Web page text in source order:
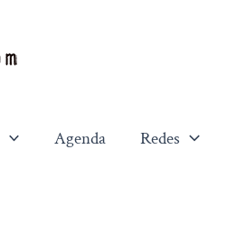
Agenda Redes